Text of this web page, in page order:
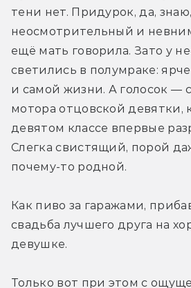
тени нет. Придурок, да,
неосмотрительный и
ещё мать говорила. Зато у
светились в полумраке:
и самой жизни. А голосок —
мотора отцовской девятки,
девятом классе впервые
Слегка свистящий, порой
почему-то родной.
Как пиво за гаражами,
свадьба лучшего друга на
девушке.
Только вот при этом с